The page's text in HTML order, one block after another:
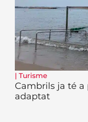
| Turisme
Cambrils ja té a
adaptat